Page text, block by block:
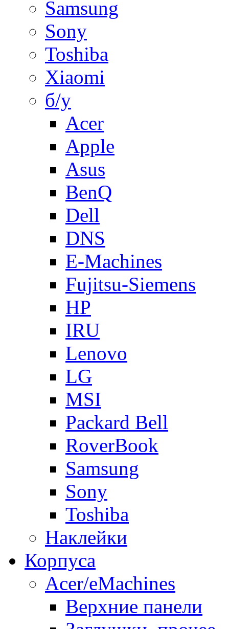
Samsung
Sony
Toshiba
Xiaomi
б/у
Acer
Apple
Asus
BenQ
Dell
DNS
E-Machines
Fujitsu-Siemens
HP
IRU
Lenovo
LG
MSI
Packard Bell
RoverBook
Samsung
Sony
Toshiba
Наклейки
Корпуса
Acer/eMachines
Верхние панели